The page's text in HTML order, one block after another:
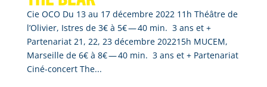
Cie OCO Du 13 au 17 décembre 2022 11h Théâtre de
l’Olivier, Istres de 3€ à 5€ — 40 min. 3 ans et +
Partenariat 21, 22, 23 décembre 202215h MUCEM,
Marseille de 6€ à 8€ — 40 min. 3 ans et + Partenariat
Ciné-concert The...